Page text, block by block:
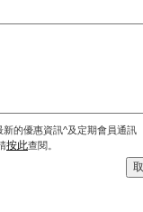
新的優惠資訊^及定期會員通訊
按此查閱。